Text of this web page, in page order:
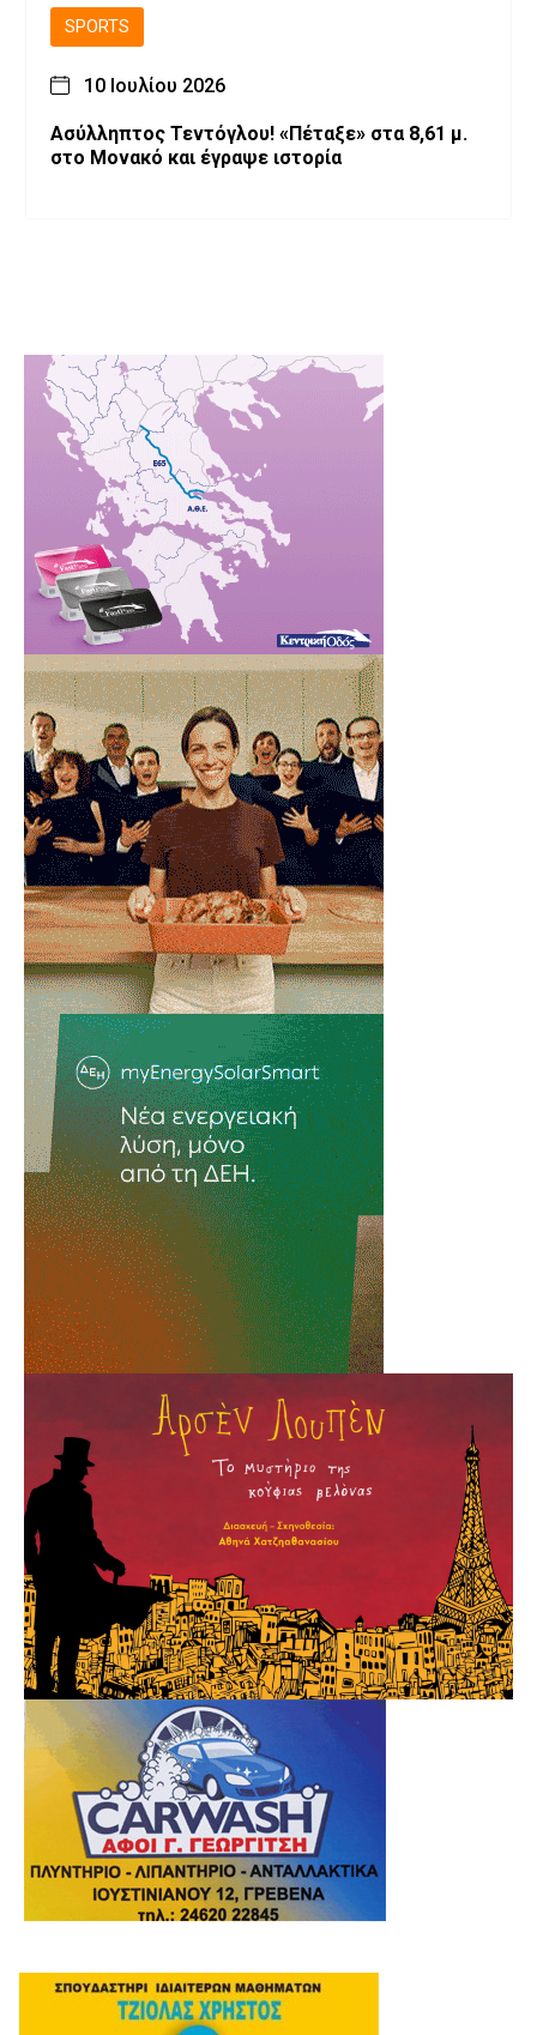
SPORTS
10 Ιουλίου 2026
Ασύλληπτος Τεντόγλου! «Πέταξε» στα 8,61 μ.
στο Μονακό και έγραψε ιστορία